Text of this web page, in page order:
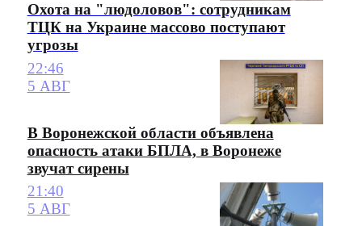
Охота на "людоловов": сотрудникам
ТЦК на Украине массово поступают
угрозы
22:46
5 АВГ
В Воронежской области объявлена
опасность атаки БПЛА, в Воронеже
звучат сирены
21:40
5 АВГ